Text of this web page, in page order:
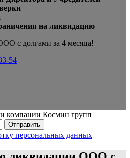
на ликвидацию
с долгами за 4 месяца!
54
компании Космин групп
персональных данных